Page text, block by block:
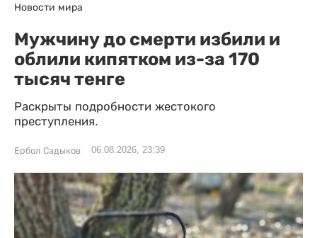
Новости мира
Мужчину до смерти избили и
облили кипятком из-за 170
тысяч тенге
Раскрыты подробности жестокого
преступления.
Ербол Садыков 06.08.2026, 23:39